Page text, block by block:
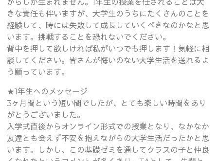
からしか生まれません。1年生の授業を任されることは大
きな責任も伴いますが、大学生のうちにたくさんのことを
経験して、時には失敗して成長していくべきなのかなと思
います。挑戦することを恐れないでください。
背中を押して欲しければ私がいつでも押します！気軽に相
談してください。皆さんが悔いのない大学生活を送れるよ
う願っています。
★1年生へのメッセージ
3ヶ月間という短い間でしたが、とても楽しい時間をあり
がとうございました。
入学式直後からオンライン形式での授業となり、なかなか
友達とも会えず不安を抱えながらの大学生活だったかと思
います。しかし、この基礎ゼミを通してクラスの子と仲良